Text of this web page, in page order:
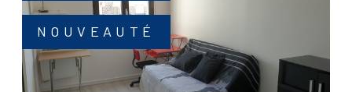
NOUVEAUTÉ